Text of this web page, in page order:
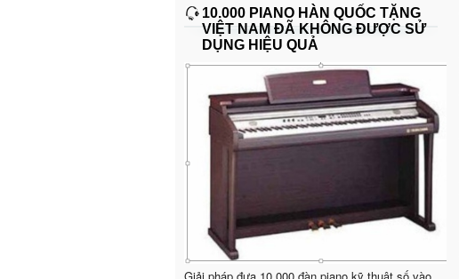
10.000 PIANO HÀN QUỐC TẶNG
VIỆT NAM ĐÃ KHÔNG ĐƯỢC SỬ
DỤNG HIỆU QUẢ